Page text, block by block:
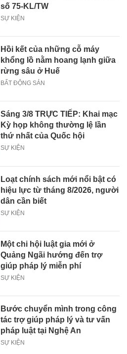
số 75-KL/TW
SỰ KIỆN
Hồi kết của những cỗ máy
khổng lồ nằm hoang lạnh giữa
rừng sâu ở Huế
BẤT ĐỘNG SẢN
Sáng 3/8 TRỰC TIẾP: Khai mạc
Kỳ họp không thường lệ lần
thứ nhất của Quốc hội
SỰ KIỆN
Loạt chính sách mới nổi bật có
hiệu lực từ tháng 8/2026, người
dân cần biết
SỰ KIỆN
Một chi hội luật gia mới ở
Quảng Ngãi hướng đến trợ
giúp pháp lý miễn phí
SỰ KIỆN
Bước chuyển mình trong công
tác trợ giúp pháp lý và tư vấn
pháp luật tại Nghệ An
SỰ KIỆN